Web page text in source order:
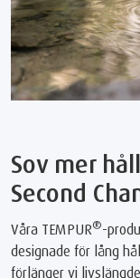
Sov mer
Second
Våra TEMPUR®-
designade för lång
förlänger vi